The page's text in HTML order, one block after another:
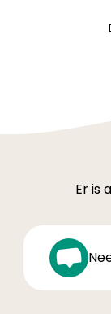
Er is